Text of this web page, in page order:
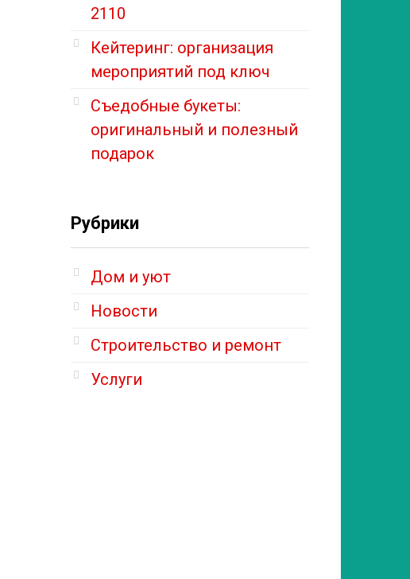
2110
Кейтеринг: организация
мероприятий под ключ
Съедобные букеты:
оригинальный и полезный
подарок
Рубрики
Дом и уют
Новости
Строительство и ремонт
Услуги